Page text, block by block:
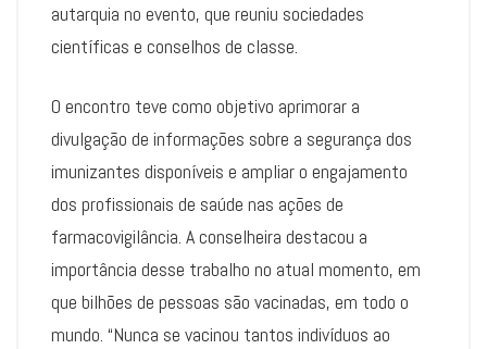
autarquia no evento, que reuniu sociedades
científicas e conselhos de classe.
O encontro teve como objetivo aprimorar a
divulgação de informações sobre a segurança dos
imunizantes disponíveis e ampliar o engajamento
dos profissionais de saúde nas ações de
farmacovigilância. A conselheira destacou a
importância desse trabalho no atual momento, em
que bilhões de pessoas são vacinadas, em todo o
mundo. “Nunca se vacinou tantos indivíduos ao